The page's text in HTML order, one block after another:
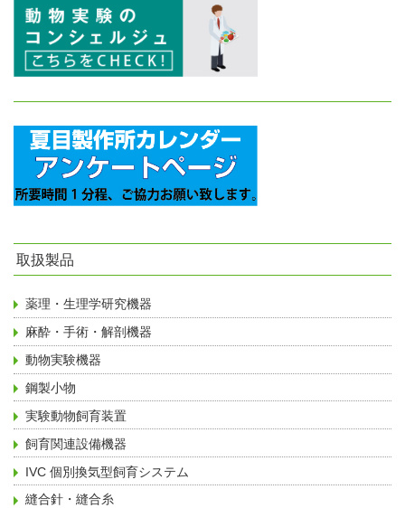
取扱製品
薬理・生理学研究機器
麻酔・手術・解剖機器
動物実験機器
鋼製小物
実験動物飼育装置
飼育関連設備機器
IVC 個別換気型飼育システム
縫合針・縫合糸